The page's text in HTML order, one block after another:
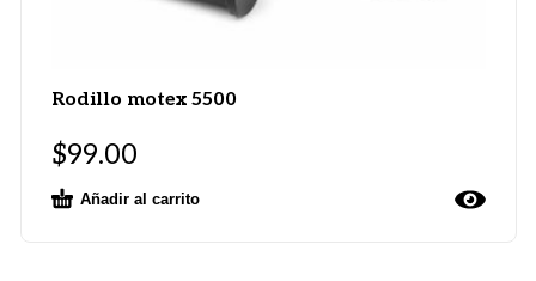
Rodillo motex 5500
$99.00
Añadir al carrito